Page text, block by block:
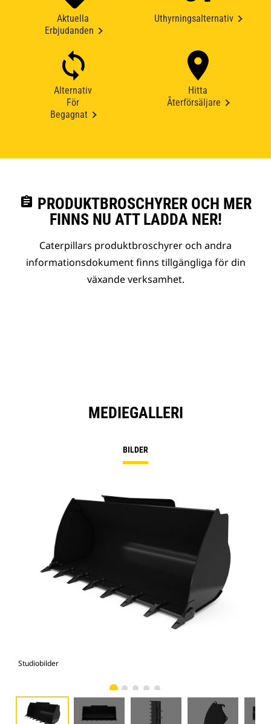
Aktuella
Erbjudanden
Uthyrningsalternativ
Alternativ
För
Begagnat
Hitta
Återförsäljare
assignment PRODUKTBROSCHYRER OCH MER
FINNS NU ATT LADDA NER!
Caterpillars produktbroschyrer och andra
informationsdokument finns tillgängliga för din
växande verksamhet.
MEDIEGALLERI
BILDER
Studiobilder